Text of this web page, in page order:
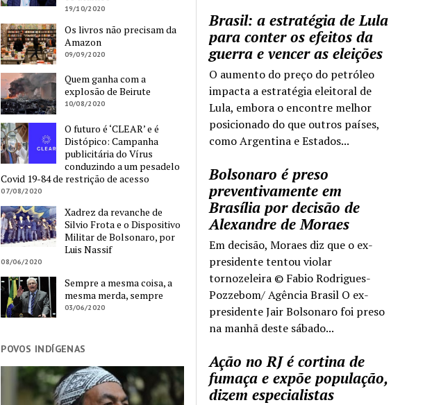
Brasil: a estratégia de Lula
para conter os efeitos da
guerra e vencer as eleições
O aumento do preço do petróleo
impacta a estratégia eleitoral de
Lula, embora o encontre melhor
posicionado do que outros países,
como Argentina e Estados...
Bolsonaro é preso
preventivamente em
Brasília por decisão de
Alexandre de Moraes
Em decisão, Moraes diz que o ex-
presidente tentou violar
tornozeleira © Fabio Rodrigues-
Pozzebom/ Agência Brasil O ex-
presidente Jair Bolsonaro foi preso
na manhã deste sábado...
Ação no RJ é cortina de
fumaça e expõe população,
dizem especialistas
19/10/2020
Os livros não precisam da
Amazon
09/09/2020
Quem ganha com a
explosão de Beirute
10/08/2020
O futuro é ‘CLEAR’ e é
Distópico: Campanha
publicitária do Vírus
conduzindo a um pesadelo
Covid 19-84 de restrição de acesso
07/08/2020
Xadrez da revanche de
Silvio Frota e o Dispositivo
Militar de Bolsonaro, por
Luis Nassif
08/06/2020
Sempre a mesma coisa, a
mesma merda, sempre
03/06/2020
POVOS INDÍGENAS